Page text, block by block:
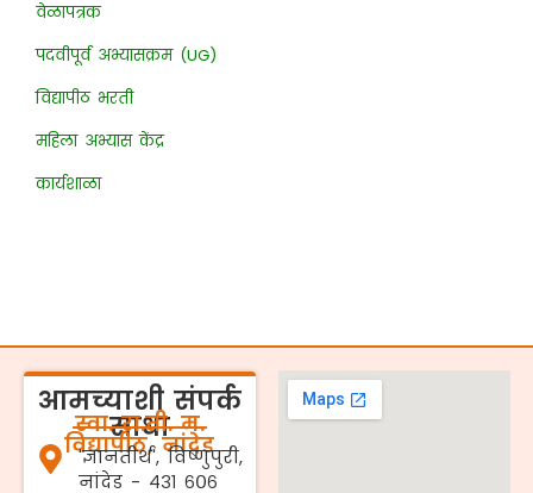
वेळापत्रक
पदवीपूर्व अभ्यासक्रम (UG)
विद्यापीठ भरती
महिला अभ्यास केंद्र
कार्यशाळा
आमच्याशी संपर्क
साधा
स्वा. रा.ती. म.
विद्यापीठ, नांदेड
'ज्ञानतीर्थ', विष्णुपुरी,
नांदेड - ४३१ ६०६